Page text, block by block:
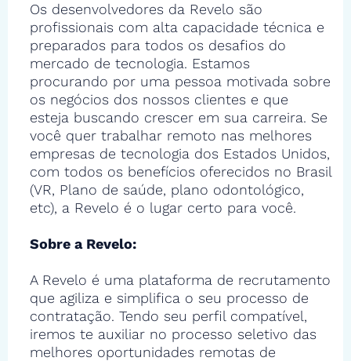
Os desenvolvedores da Revelo são
profissionais com alta capacidade técnica e
preparados para todos os desafios do
mercado de tecnologia. Estamos
procurando por uma pessoa motivada sobre
os negócios dos nossos clientes e que
esteja buscando crescer em sua carreira. Se
você quer trabalhar remoto nas melhores
empresas de tecnologia dos Estados Unidos,
com todos os benefícios oferecidos no Brasil
(VR, Plano de saúde, plano odontológico,
etc), a Revelo é o lugar certo para você.
Sobre a Revelo:
A Revelo é uma plataforma de recrutamento
que agiliza e simplifica o seu processo de
contratação. Tendo seu perfil compatível,
iremos te auxiliar no processo seletivo das
melhores oportunidades remotas de